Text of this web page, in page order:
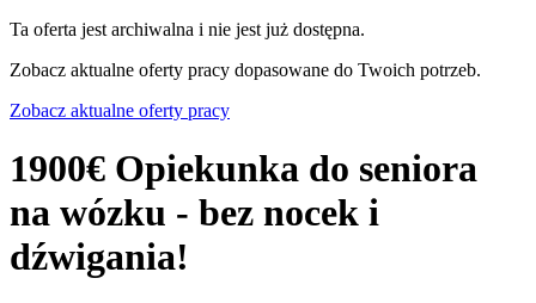
Ta oferta jest archiwalna i nie jest już dostępna.
Zobacz aktualne oferty pracy dopasowane do Twoich potrzeb.
Zobacz aktualne oferty pracy
1900€ Opiekunka do seniora
na wózku - bez nocek i
dźwigania!